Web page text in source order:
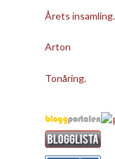
Årets insamling.
Arton
Tonåring.